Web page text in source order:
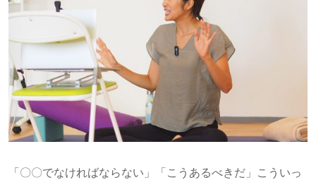
「〇〇でなければならない」「こうあるべきだ」こういっ